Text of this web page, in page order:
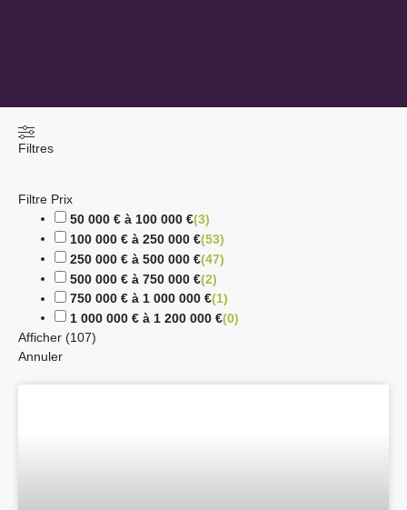
Filtres
Filtre Prix
50 000 € à 100 000 €(3)
100 000 € à 250 000 €(53)
250 000 € à 500 000 €(47)
500 000 € à 750 000 €(2)
750 000 € à 1 000 000 €(1)
1 000 000 € à 1 200 000 €(0)
Afficher (107)
Annuler